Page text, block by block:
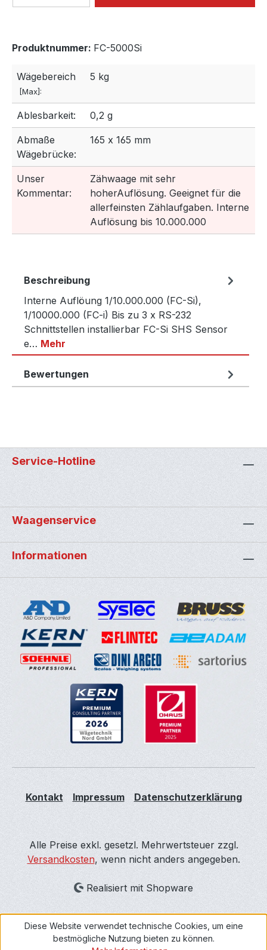
Produktnummer: FC-5000Si
Wägebereich
[Max]:
5 kg
Ablesbarkeit: 0,2 g
Abmaße
Wägebrücke:
165 x 165 mm
Unser
Kommentar:
Zähwaage mit sehr
hoherAuflösung. Geeignet für die
allerfeinsten Zählaufgaben. Interne
Auflösung bis 10.000.000
Beschreibung
Interne Auflöung 1/10.000.000 (FC-Si),
1/10000.000 (FC-i) Bis zu 3 x RS-232
Schnittstellen installierbar FC-Si SHS Sensor
e… Mehr
Bewertungen
Service-Hotline
Waagenservice
Informationen
Kontakt Impressum Datenschutzerklärung
Alle Preise exkl. gesetzl. Mehrwertsteuer zzgl.
Versandkosten, wenn nicht anders angegeben.
Realisiert mit Shopware
Diese Website verwendet technische Cookies, um eine
bestmögliche Nutzung bieten zu können.